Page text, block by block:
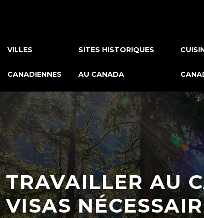
VILLES
CANADIENNES
SITES HISTORIQUES
AU CANADA
TRAVAILLER AU
VISAS